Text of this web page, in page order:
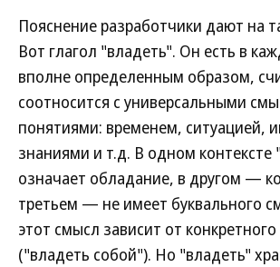
Пояснение разработчики дают на
Вот глагол "владеть". Он есть в
вполне определенным образом,
соотносится с универсальными
понятиями: временем, ситуацией,
знаниями и т.д. В одном контексте
означает обладание, в другом —
третьем — не имеет буквального
этот смысл зависит от
("владеть собой"). Но "владеть"